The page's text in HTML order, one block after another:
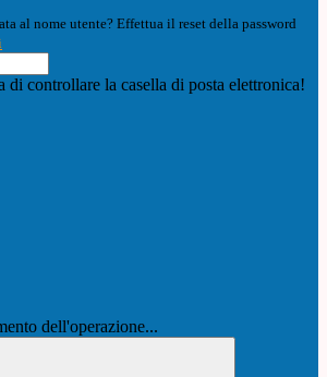
al nome utente? Effettua il reset della password
di controllare la casella di posta elettronica!
dell'operazione...